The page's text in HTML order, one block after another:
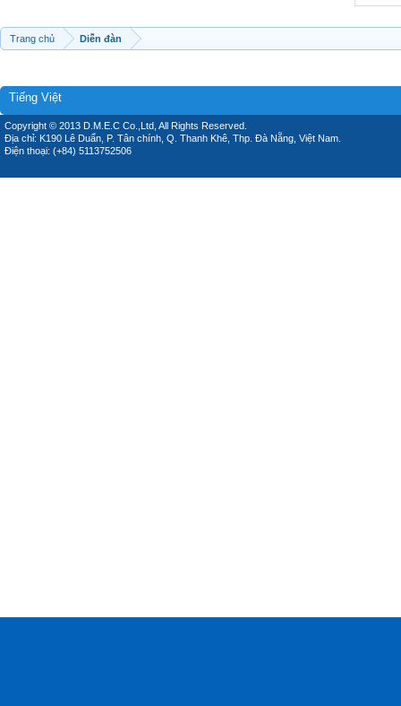
Trang chủ Diễn đàn
Tiếng Việt
Copyright © 2013 D.M.E.C Co.,Ltd, All Rights Reserved.
Địa chỉ: K190 Lê Duẩn, P. Tân chính, Q. Thanh Khê, Thp. Đà Nẵng, Việt Nam.
Điện thoại: (+84) 5113752506